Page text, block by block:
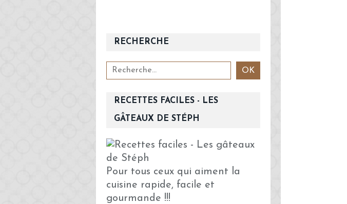
RECHERCHE
RECETTES FACILES - LES
GÂTEAUX DE STÉPH
Pour tous ceux qui aiment la
cuisine rapide, facile et
gourmande !!!